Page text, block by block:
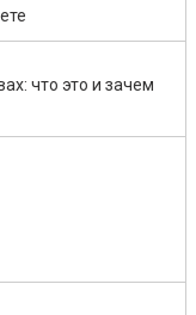
что это и зачем